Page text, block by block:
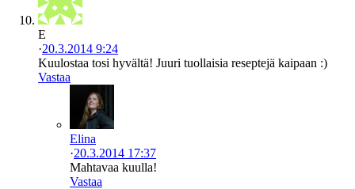
E
·20.3.2014 9:24
Kuulostaa tosi hyvältä! Juuri tuollaisia reseptejä kaipaan :)
Vastaa
Elina
·20.3.2014 17:37
Mahtavaa kuulla!
Vastaa